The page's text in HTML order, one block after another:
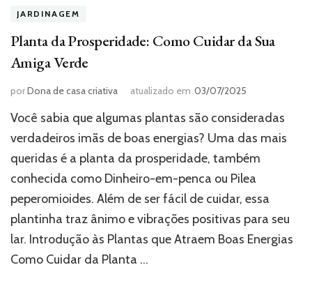
JARDINAGEM
Planta da Prosperidade: Como Cuidar da Sua
Amiga Verde
porDona de casa criativa atualizado em 03/07/2025
Você sabia que algumas plantas são consideradas
verdadeiros imãs de boas energias? Uma das mais
queridas é a planta da prosperidade, também
conhecida como Dinheiro-em-penca ou Pilea
peperomioides. Além de ser fácil de cuidar, essa
plantinha traz ânimo e vibrações positivas para seu
lar. Introdução às Plantas que Atraem Boas Energias
Como Cuidar da Planta …